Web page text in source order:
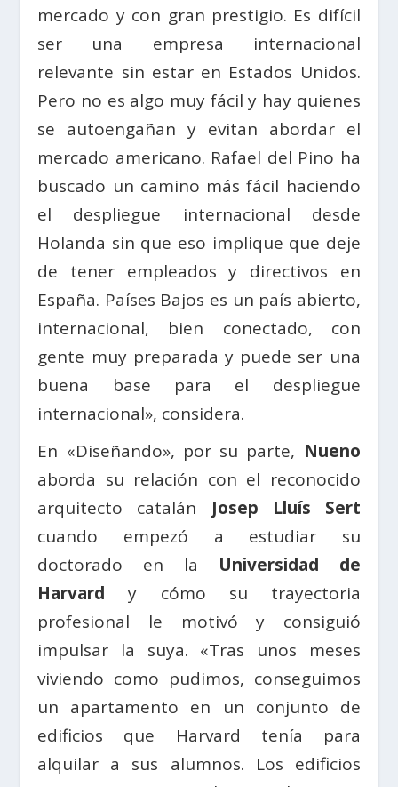
mercado y con gran prestigio. Es difícil
ser una empresa internacional
relevante sin estar en Estados Unidos.
Pero no es algo muy fácil y hay quienes
se autoengañan y evitan abordar el
mercado americano. Rafael del Pino ha
buscado un camino más fácil haciendo
el despliegue internacional desde
Holanda sin que eso implique que deje
de tener empleados y directivos en
España. Países Bajos es un país abierto,
internacional, bien conectado, con
gente muy preparada y puede ser una
buena base para el despliegue
internacional», considera.
En «Diseñando», por su parte, Nueno
aborda su relación con el reconocido
arquitecto catalán Josep Lluís Sert
cuando empezó a estudiar su
doctorado en la Universidad de
Harvard y cómo su trayectoria
profesional le motivó y consiguió
impulsar la suya. «Tras unos meses
viviendo como pudimos, conseguimos
un apartamento en un conjunto de
edificios que Harvard tenía para
alquilar a sus alumnos. Los edificios